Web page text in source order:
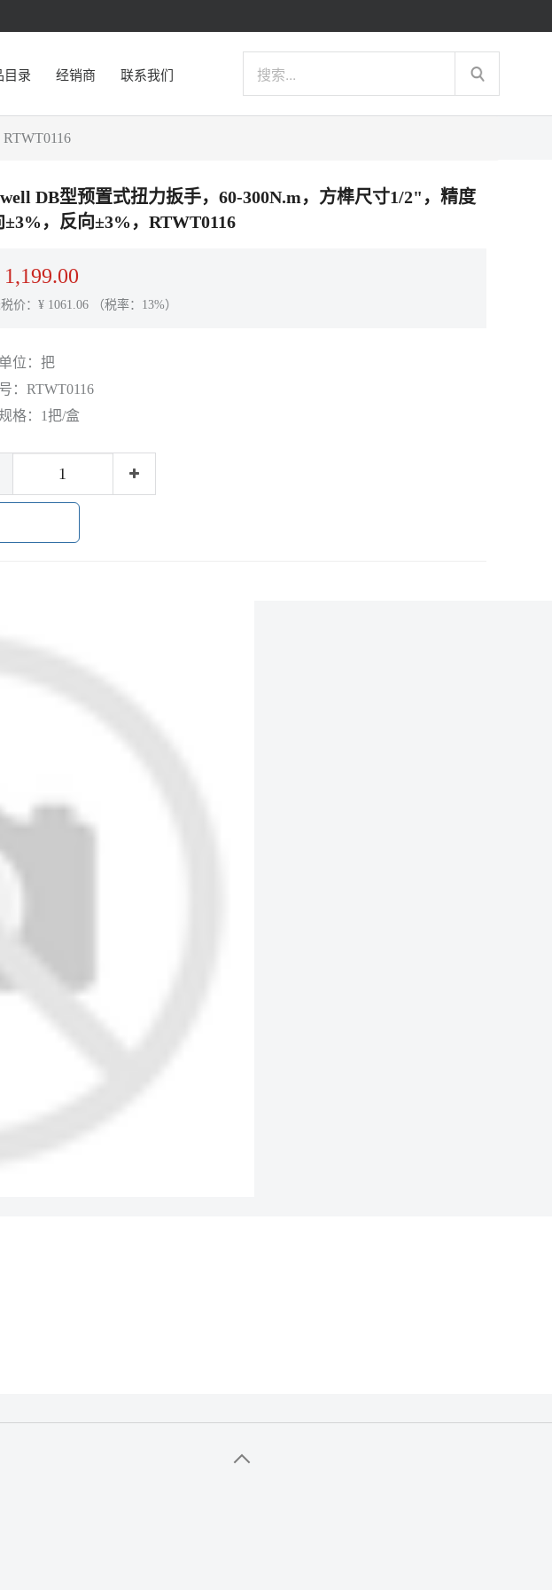
目录 经销商 联系我们
DB型预置式扭力扳手，60-300N.m，方榫尺寸1/2"，精度
±3%，反向±3%，RTWT0116
1,199.00
价：¥ 1061.06（税率：13%）
位： 把
： RTWT0116
格： 1把/盒